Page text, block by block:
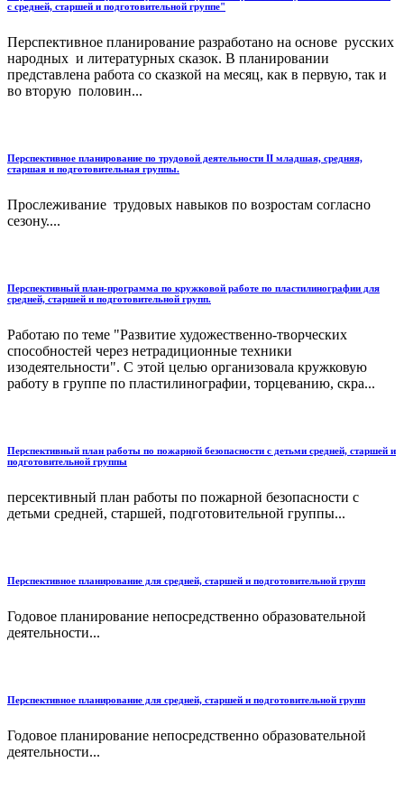
с средней, старшей и подготовительной группе"
Перспективное планирование разработано на основе русских
народных и литературных сказок. В планировании
представлена работа со сказкой на месяц, как в первую, так и
во вторую половин...
Перспективное планирование по трудовой деятельности II младшая, средняя,
старшая и подготовительная группы.
Прослеживание трудовых навыков по возростам согласно
сезону....
Перспективный план-программа по кружковой работе по пластилинографии для
средней, старшей и подготовительной групп.
Работаю по теме "Развитие художественно-творческих
способностей через нетрадиционные техники
изодеятельности". С этой целью организовала кружковую
работу в группе по пластилинографии, торцеванию, скра...
Перспективный план работы по пожарной безопасности с детьми средней, старшей и
подготовительной группы
персективный план работы по пожарной безопасности с
детьми средней, старшей, подготовительной группы...
Перспективное планирование для средней, старшей и подготовительной групп
Годовое планирование непосредственно образовательной
деятельности...
Перспективное планирование для средней, старшей и подготовительной групп
Годовое планирование непосредственно образовательной
деятельности...